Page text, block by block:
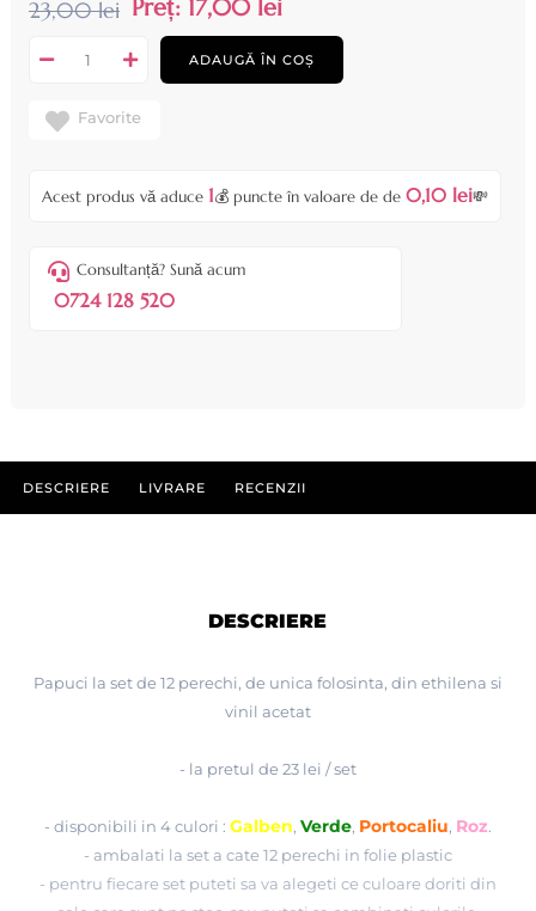
23,00 lei Preț: 17,00 lei
ADAUGĂ ÎN COȘ
Favorite
Acest produs vă aduce 1💰 puncte în valoare de de 0,10 lei💸
Consultanță? Sună acum
0724 128 520
DESCRIERE LIVRARE RECENZII
DESCRIERE
Papuci la set de 12 perechi, de unica folosinta, din ethilena si
vinil acetat
- la pretul de 23 lei / set
- disponibili in 4 culori : Galben, Verde, Portocaliu, Roz.
- ambalati la set a cate 12 perechi in folie plastic
- pentru fiecare set puteti sa va alegeti ce culoare doriti din